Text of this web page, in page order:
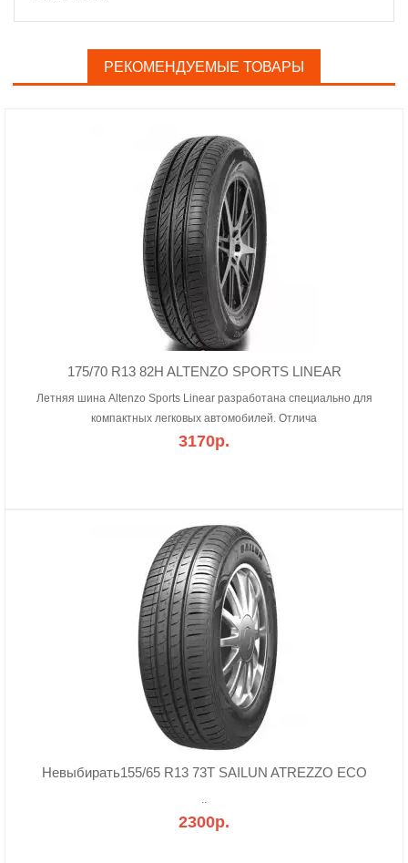
РЕКОМЕНДУЕМЫЕ ТОВАРЫ
175/70 R13 82H ALTENZO SPORTS LINEAR
Летняя шина Altenzo Sports Linear разработана специально для
компактных легковых автомобилей. Отлича
3170р.
Невыбирать155/65 R13 73T SAILUN ATREZZO ECO
..
2300р.